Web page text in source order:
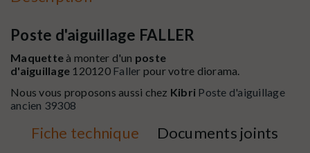
Poste d'aiguillage FALLER
Maquette à monter d'un poste
d'aiguillage 120120 Faller pour votre diorama.
Nous vous proposons aussi chez Kibri Poste d'aiguillage
ancien 39308
Fiche technique Documents joints